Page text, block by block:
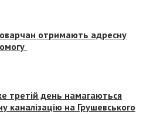
отримають адресну
третій день намагаються
каналізацію на Грушевського